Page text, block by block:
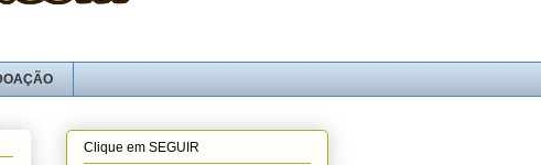
Clique em SEGUIR